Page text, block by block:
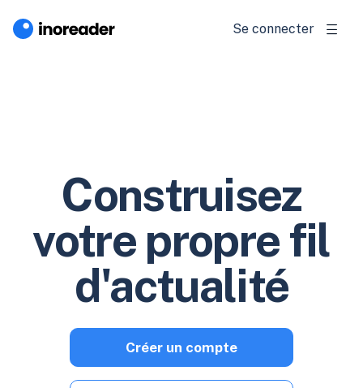
Se connecter
Construisez
votre propre fil
d'actualité
Créer un compte